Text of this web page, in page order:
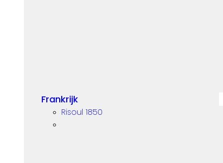
Frankrijk
Risoul 1850